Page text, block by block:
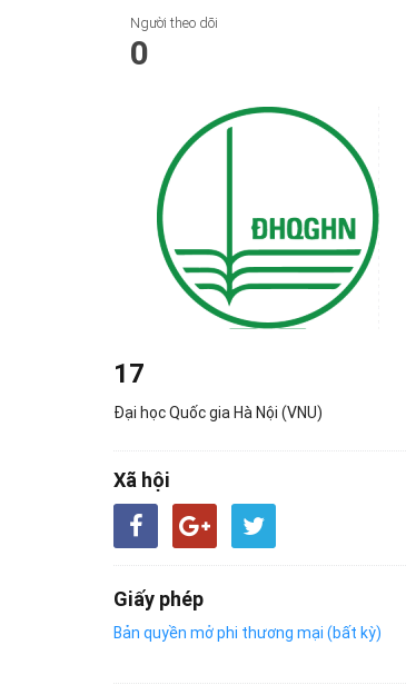
Người theo dõi
0
17
Đại học Quốc gia Hà Nội (VNU)
Xã hội
Giấy phép
Bản quyền mở phi thương mại (bất kỳ)